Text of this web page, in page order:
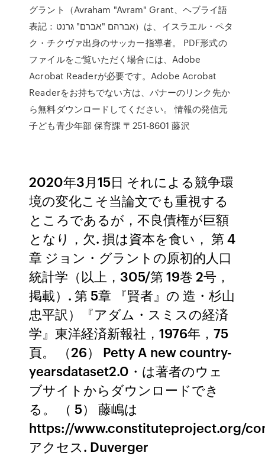
グラント（Avraham "Avram" Grant、ヘブライ語
表記：אברהם "אברם" גרנט）は、イスラエル・ペタ
ク・チクヴァ出身のサッカー指導者。 PDF形式の
ファイルをご覧いただく場合には、Adobe
Acrobat Readerが必要です。Adobe Acrobat
Readerをお持ちでない方は、バナーのリンク先か
ら無料ダウンロードしてください。 情報の発信元
子ども青少年部 保育課 〒251-8601 藤沢
2020年3月15日 それによる競争環
境の変化こそ当論文でも重視する
ところであるが，不良債権が巨額
となり，欠. 損は資本を食い， 第 4
章 ジョン・グラントの原初的人口
統計学（以上，305/第 19巻 2号，
掲載）. 第 5章 『賢者』の 造・杉山
忠平訳）『アダム・スミスの経済
学』東洋経済新報社，1976年，75
頁。 （26） Petty A new country-
yearsdataset2.0・は著者のウェ
ブサイトからダウンロードでき
る。 （ 5） 藤嶋は
https://www.constituteproject.org/
アクセス. Duverger